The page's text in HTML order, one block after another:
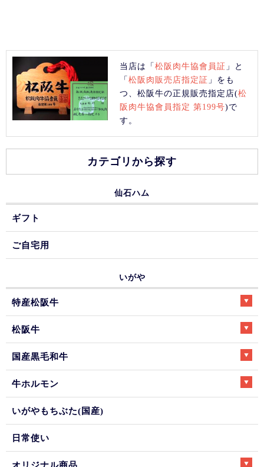
当店は「松阪肉牛協會員証 」と
「松阪肉販売店指定証 」をも
つ、松阪牛の正規販売指定店(松
阪肉牛協會員指定 第199号)で
す。
カテゴリから探す
仙石ハム
ギフト
ご自宅用
いがや
特産松阪牛
松阪牛
国産黒毛和牛
牛ホルモン
いがやもちぶた(国産)
日常使い